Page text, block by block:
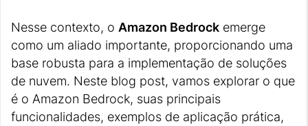
Nesse contexto, o Amazon Bedrock emerge
como um aliado importante, proporcionando uma
base robusta para a implementação de soluções
de nuvem. Neste blog post, vamos explorar o que
é o Amazon Bedrock, suas principais
funcionalidades, exemplos de aplicação prática,